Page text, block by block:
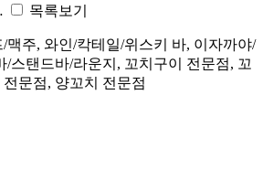
목록보기
맥주, 와인/칵테일/위스키 바, 이자까야/
/스탠드바/라운지, 꼬치구이 전문점, 꼬
문점, 양꼬치 전문점